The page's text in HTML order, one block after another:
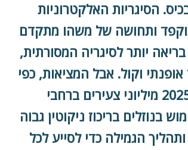
הסיגריות האלקטרוניות
ותחושה של משהו מתקדם
יותר לסיגריה המסורתית,
וקול. אבל המציאות, כפי
שעולה ממחקרים, מורכבת הרבה יותר. נכון לשנת 2025 מיליוני צעירים ברחבי
בנוזלים בריכוז ניקוטין גבוה
הגמילה כדי לסייע לכל